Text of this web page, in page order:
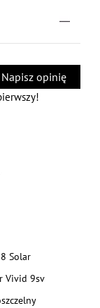
Napisz opinię
Solar
Vivid 9sv